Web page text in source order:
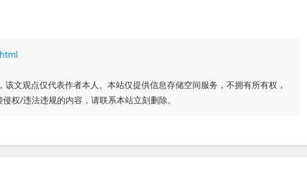
文观点仅代表作者本人。本站仅提供信息存储空间服务，不拥有所有权，
权/违法违规的内容，请联系本站立刻删除。